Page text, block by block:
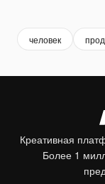
человек
Креативная
Более 1